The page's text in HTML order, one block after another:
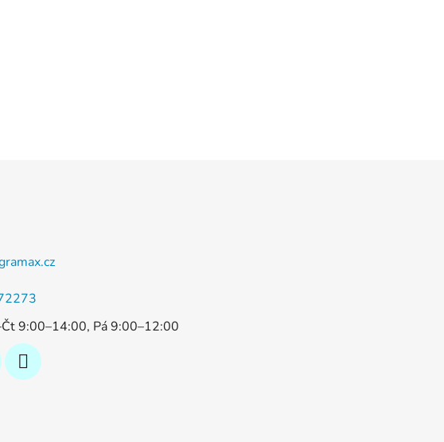
9:00–14:00, Pá 9:00–12:00